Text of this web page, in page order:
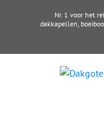
Nr. 1 voor het
dakkapellen,